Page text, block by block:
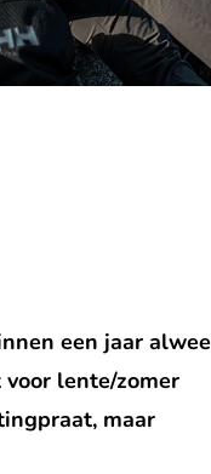
een jaar
lente/zomer
maar